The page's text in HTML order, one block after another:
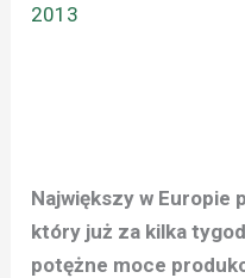
2013
Największy w Europie
który już za kilka
potężne moce